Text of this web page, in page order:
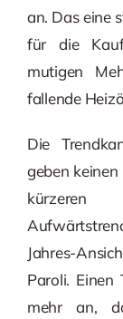
an. Das eine
für die
mutigen
fallende
Die
geben
kürzeren
Jahres-
Paroli.
mehr an,